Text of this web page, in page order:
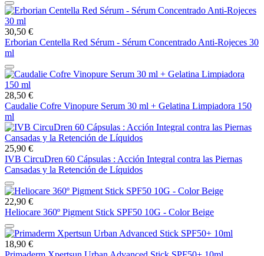
30,50 €
Erborian Centella Red Sérum - Sérum Concentrado Anti-Rojeces 30
ml
28,50 €
Caudalie Cofre Vinopure Serum 30 ml + Gelatina Limpiadora 150
ml
25,90 €
IVB CircuDren 60 Cápsulas : Acción Integral contra las Piernas
Cansadas y la Retención de Líquidos
22,90 €
Heliocare 360º Pigment Stick SPF50 10G - Color Beige
18,90 €